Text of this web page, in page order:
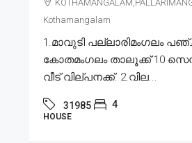
Kothamangalam
1.മാവുടി പല്ലാരിമംഗലം
കോതമംഗലം താലൂക്ക് 10
വീട് വില്പനക്ക്. 2.വില...
31985 4
HOUSE